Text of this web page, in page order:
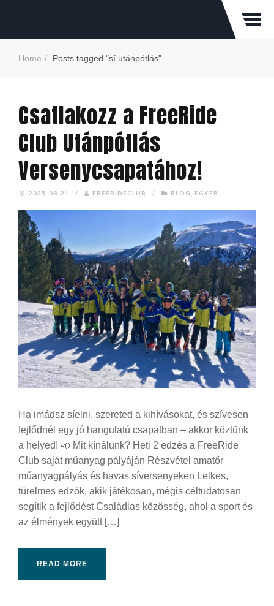
Home Posts tagged "sí utánpótlás"
Csatlakozz a FreeRide
Club Utánpótlás
Versenycsapatához!
2025-08-21 / FREERIDECLUB / BLOG EGYÉB
Ha imádsz síelni, szereted a kihívásokat, és szívesen
fejlődnél egy jó hangulatú csapatban – akkor köztünk
a helyed! 📣 Mit kínálunk? Heti 2 edzés a FreeRide
Club saját műanyag pályáján Részvétel amatőr
műanyagpályás és havas síversenyeken Lelkes,
türelmes edzők, akik játékosan, mégis céltudatosan
segítik a fejlődést Családias közösség, ahol a sport és
az élmények együtt […]
READ MORE